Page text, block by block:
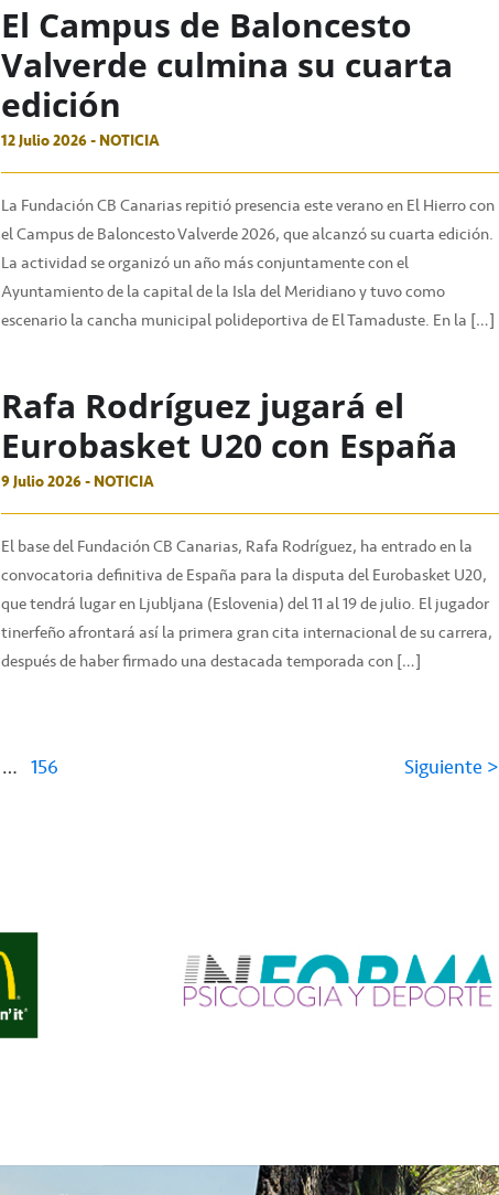
El Campus de Baloncesto
Valverde culmina su cuarta
edición
12 Julio 2026 - NOTICIA
La Fundación CB Canarias repitió presencia este verano en El Hierro con
el Campus de Baloncesto Valverde 2026, que alcanzó su cuarta edición.
La actividad se organizó un año más conjuntamente con el
Ayuntamiento de la capital de la Isla del Meridiano y tuvo como
escenario la cancha municipal polideportiva de El Tamaduste. En la […]
Rafa Rodríguez jugará el
Eurobasket U20 con España
9 Julio 2026 - NOTICIA
El base del Fundación CB Canarias, Rafa Rodríguez, ha entrado en la
convocatoria definitiva de España para la disputa del Eurobasket U20,
que tendrá lugar en Ljubljana (Eslovenia) del 11 al 19 de julio. El jugador
tinerfeño afrontará así la primera gran cita internacional de su carrera,
después de haber firmado una destacada temporada con […]
… 156 Siguiente >